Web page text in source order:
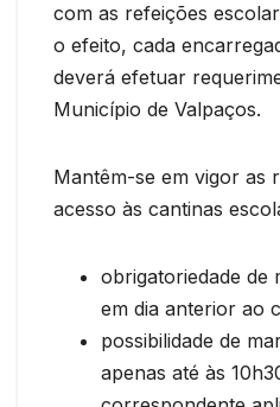
com as refeições
o efeito, cada
deverá efetuar
Município de Valpaços.
Mantêm-se em vigor as
acesso às cantinas
obrigatoriedade de
em dia anterior ao
possibilidade de
apenas até às